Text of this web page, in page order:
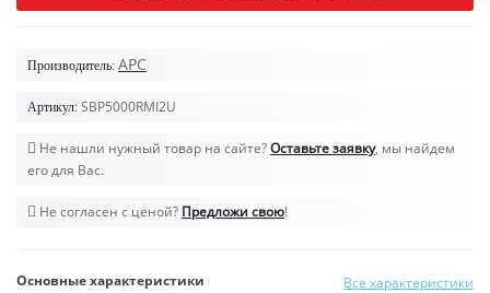
Производитель: APC
Артикул: SBP5000RMI2U
Не нашли нужный товар на сайте?Оставьте заявку, мы найдем
его для Вас.
Не согласен с ценой? Предложи свою!
Основные характеристики Все характеристики